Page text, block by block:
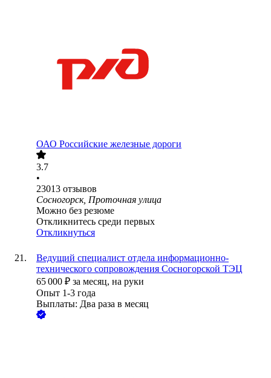
ОАО Российские железные дороги
3.7
•
23013 отзывов
Сосногорск, Проточная улица
Можно без резюме
Откликнитесь среди первых
Откликнуться
Ведущий специалист отдела информационно-
технического сопровождения Сосногорской ТЭЦ
65 000 ₽ за месяц, на руки
Опыт 1-3 года
Выплаты: Два раза в месяц